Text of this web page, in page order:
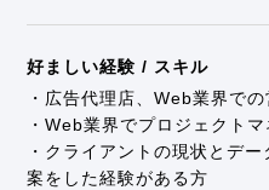
好ましい経験 / スキル
・広告代理店、Web業界で
・Web業界でプロジェクト
・クライアントの現状とデ
案をした経験がある方